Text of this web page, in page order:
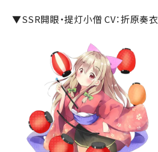
▼SSR開眼・提灯小僧 CV：折原奏衣